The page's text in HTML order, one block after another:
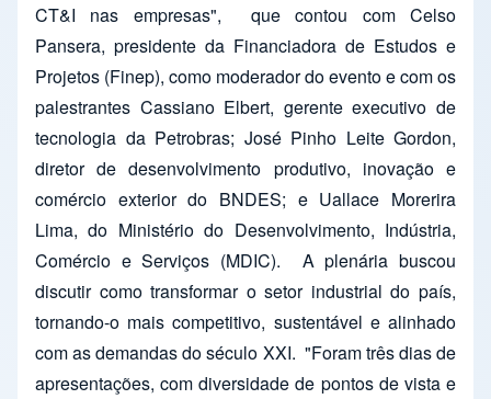
CT&I nas empresas",
que contou com Celso
Pansera, presidente da Financiadora de Estudos e
Projetos (Finep), como moderador do evento e com os
palestrantes Cassiano Elbert, gerente executivo de
tecnologia da Petrobras; José Pinho Leite Gordon,
diretor de desenvolvimento produtivo, inovação e
comércio exterior do BNDES; e Uallace Morerira
Lima, do Ministério do Desenvolvimento, Indústria,
Comércio e Serviços (MDIC). A plenária buscou
discutir como transformar o setor industrial do país,
tornando-o mais competitivo, sustentável e alinhado
com as demandas do século XXI. "Foram três dias de
apresentações, com diversidade de pontos de vista e